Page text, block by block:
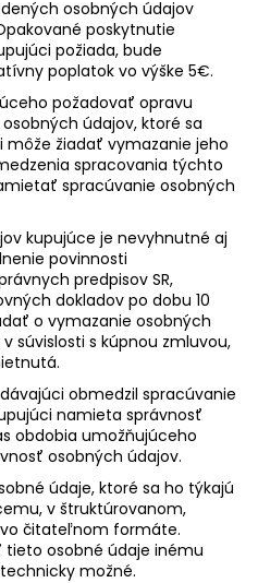
osobných údajov
poskytnutie
požiada, bude
poplatok vo výške 5€.
požadovať opravu
údajov, ktoré sa
môže žiadať vymazanie jeho
spracovania týchto
spracúvanie osobných
kupujúce je nevyhnutné aj
povinnosti
predpisov SR,
dokladov po dobu 10
o vymazanie osobných
súvislosti s kúpnou zmluvou,
obmedzil spracúvanie
namieta správnosť
obdobia umožňujúceho
osobných údajov.
údaje, ktoré sa ho týkajú
v štruktúrovanom,
čitateľnom formáte.
osobné údaje inému
možné.